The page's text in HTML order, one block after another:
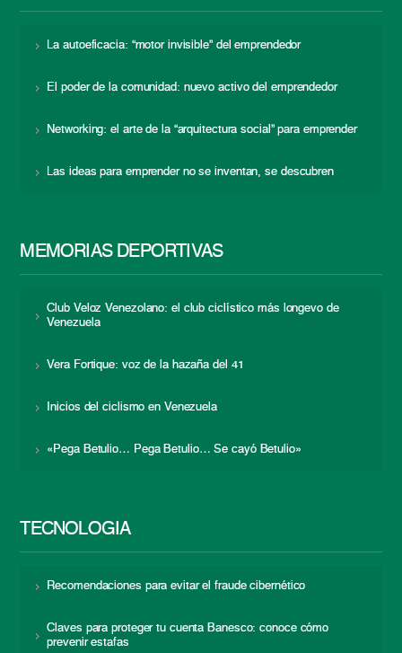
La autoeficacia: “motor invisible” del emprendedor
El poder de la comunidad: nuevo activo del emprendedor
Networking: el arte de la “arquitectura social” para emprender
Las ideas para emprender no se inventan, se descubren
MEMORIAS DEPORTIVAS
Club Veloz Venezolano: el club ciclístico más longevo de
Venezuela
Vera Fortique: voz de la hazaña del 41
Inicios del ciclismo en Venezuela
«Pega Betulio… Pega Betulio… Se cayó Betulio»
TECNOLOGÍA
Recomendaciones para evitar el fraude cibernético
Claves para proteger tu cuenta Banesco: conoce cómo
prevenir estafas